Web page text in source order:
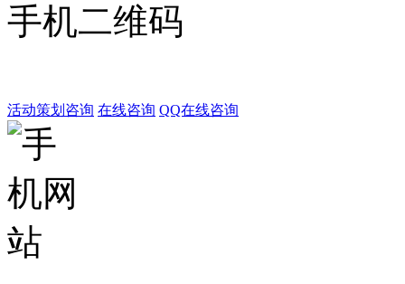
手机二维码
活动策划咨询 在线咨询 QQ在线咨询